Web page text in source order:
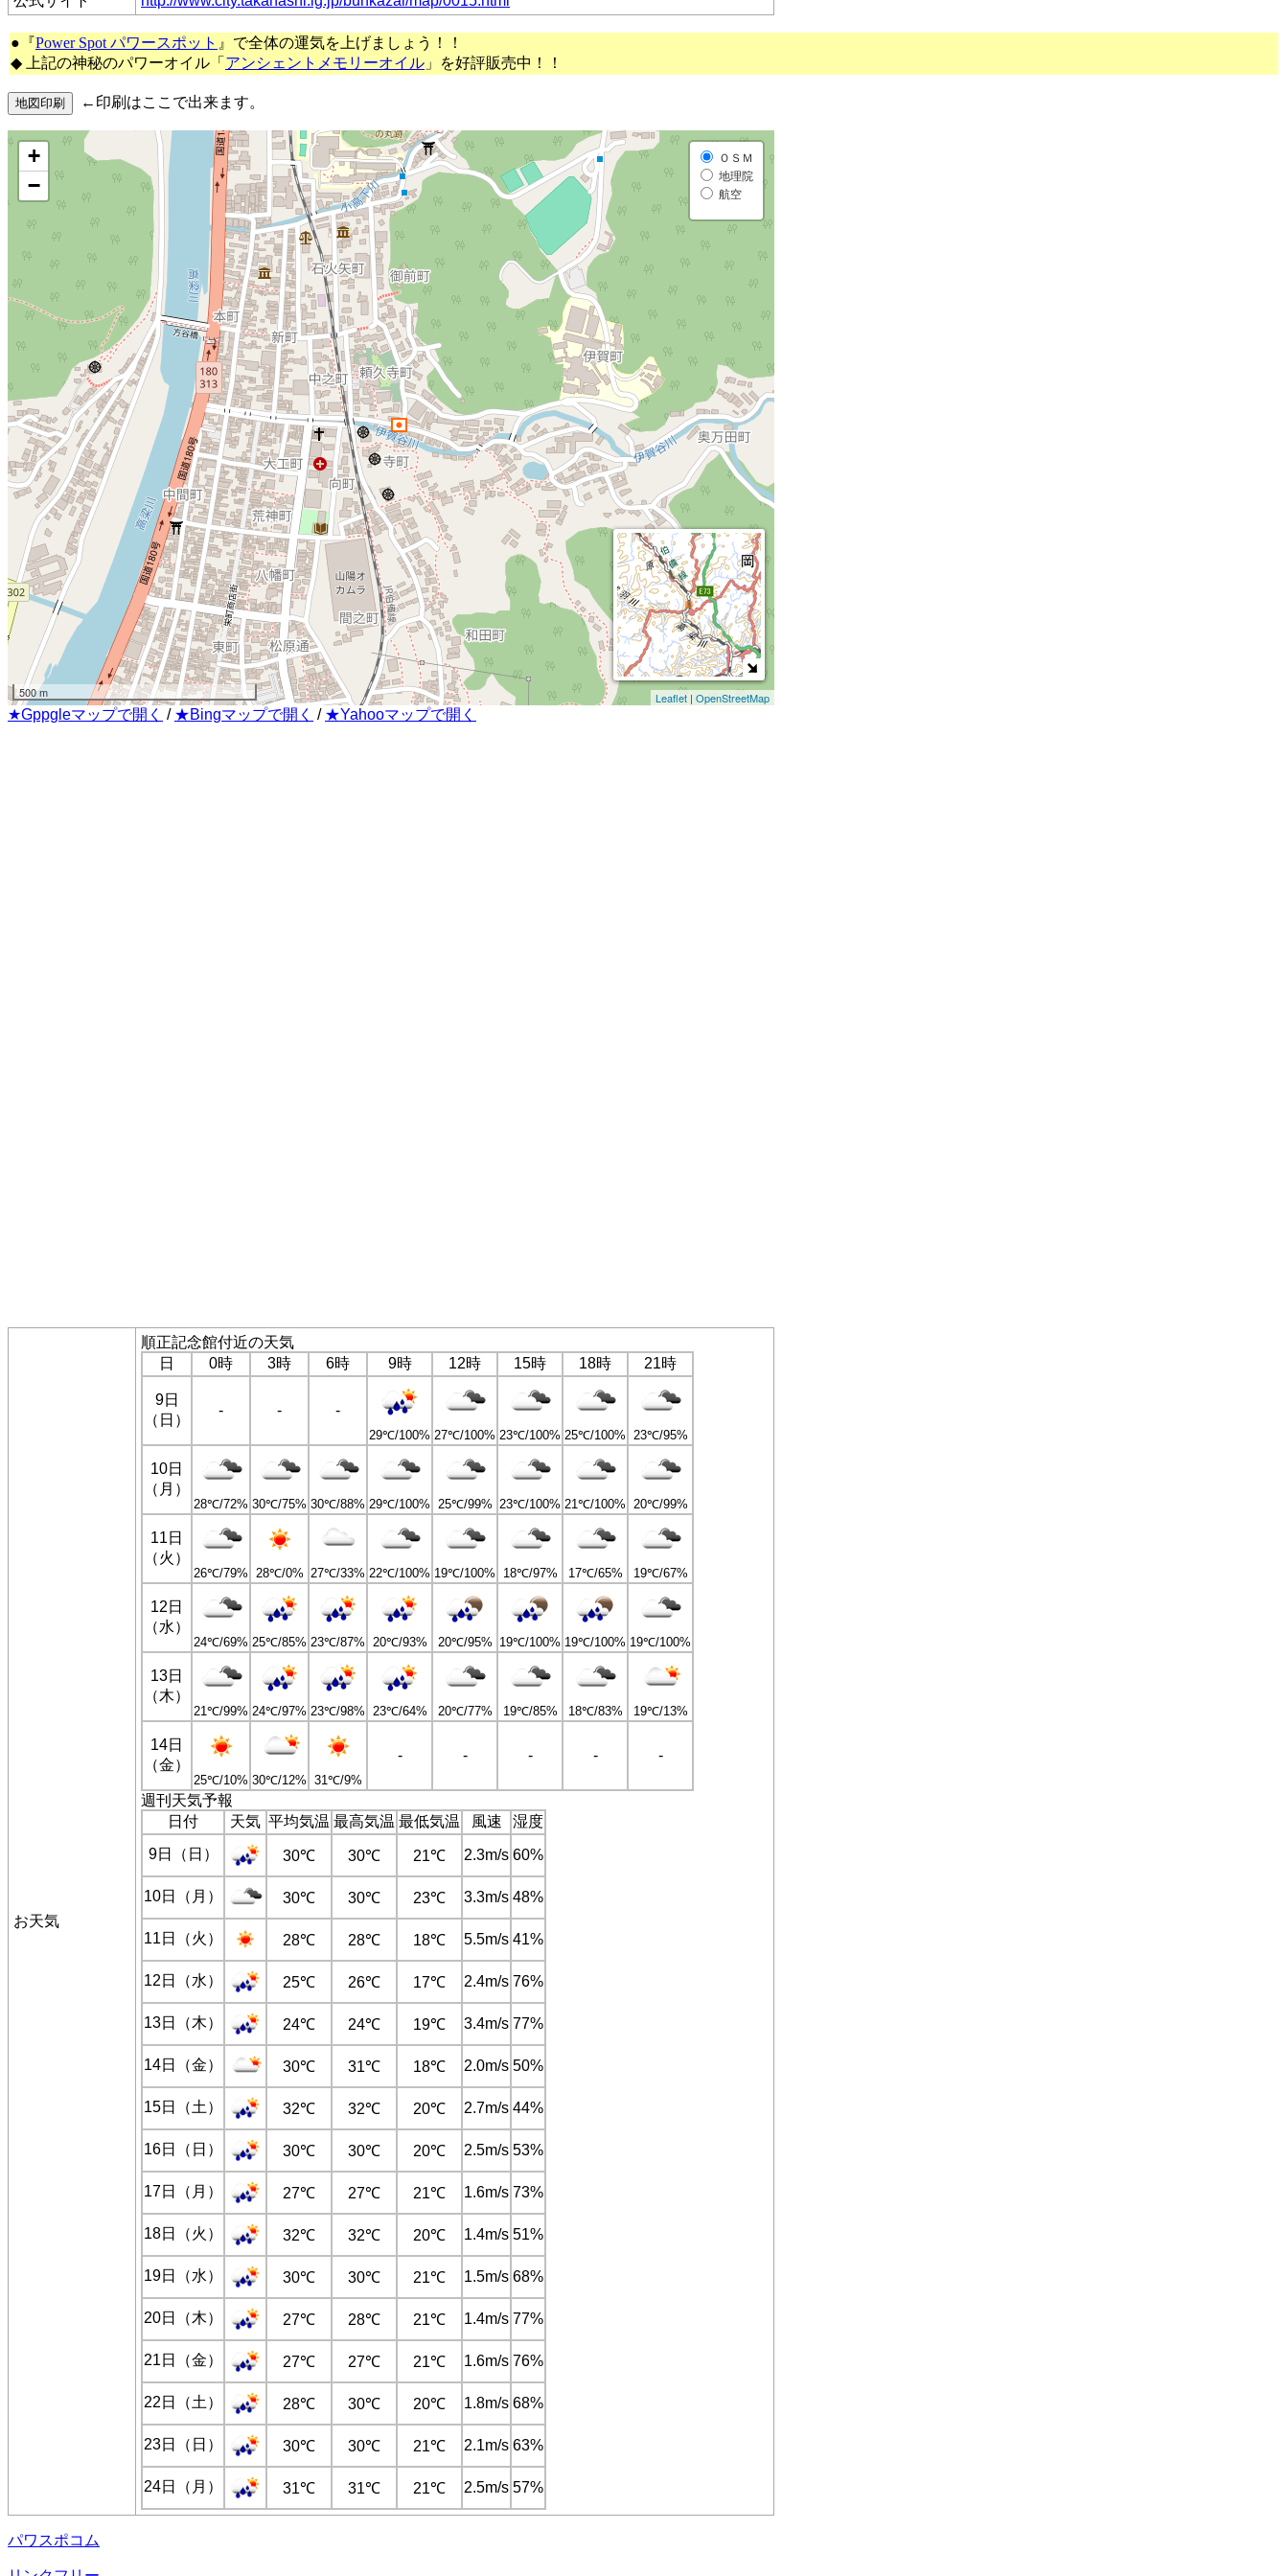
●『Power Spot パワースポット 』で全体の運気を上げましょう！！
◆ 上記の神秘のパワーオイル「 アンシェントメモリーオイル 」を好評販売中！！
←印刷はここで出来ます。
+
−
ＯＳＭ
地理院
航空
500 m Leaflet | OpenStreetMap
★Gppgleマップで開く / ★Bingマップで開く / ★Yahooマップで開く
お天気
順正記念館付近の天気
日
0時 3時 6時 9時 12時 15時 18時 21時
9日
（日）
- - -
29℃/100% 27℃/100% 23℃/100% 25℃/100% 23℃/95%
10日
（月）
28℃/72% 30℃/75% 30℃/88% 29℃/100% 25℃/99% 23℃/100% 21℃/100% 20℃/99%
11日
（火）
26℃/79% 28℃/0% 27℃/33% 22℃/100% 19℃/100% 18℃/97% 17℃/65% 19℃/67%
12日
（水）
24℃/69% 25℃/85% 23℃/87% 20℃/93% 20℃/95% 19℃/100% 19℃/100% 19℃/100%
13日
（木）
21℃/99% 24℃/97% 23℃/98% 23℃/64% 20℃/77% 19℃/85% 18℃/83% 19℃/13%
14日
（金）
25℃/10% 30℃/12% 31℃/9%
- - - - -
週刊天気予報
日付
天気 平均気温 最高気温 最低気温 風速
湿度
9日（日）
30℃ 30℃ 21℃ 2.3m/s 60%
10日（月） 30℃ 30℃ 23℃ 3.3m/s 48%
11日（火） 28℃ 28℃ 18℃ 5.5m/s 41%
12日（水） 25℃ 26℃ 17℃ 2.4m/s 76%
13日（木） 24℃ 24℃ 19℃ 3.4m/s 77%
14日（金） 30℃ 31℃ 18℃ 2.0m/s 50%
15日（土） 32℃ 32℃ 20℃ 2.7m/s 44%
16日（日） 30℃ 30℃ 20℃ 2.5m/s 53%
17日（月） 27℃ 27℃ 21℃ 1.6m/s 73%
18日（火） 32℃ 32℃ 20℃ 1.4m/s 51%
19日（水） 30℃ 30℃ 21℃ 1.5m/s 68%
20日（木） 27℃ 28℃ 21℃ 1.4m/s 77%
21日（金） 27℃ 27℃ 21℃ 1.6m/s 76%
22日（土） 28℃ 30℃ 20℃ 1.8m/s 68%
23日（日） 30℃ 30℃ 21℃ 2.1m/s 63%
24日（月） 31℃ 31℃ 21℃ 2.5m/s 57%
パワスポコム